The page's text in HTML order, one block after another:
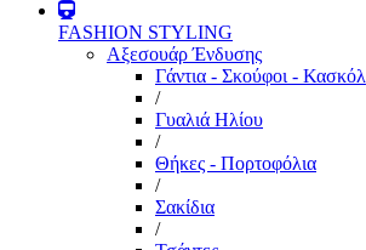
FASHION STYLING
Αξεσουάρ Ένδυσης
Γάντια - Σκούφοι - Κασκόλ
/
Γυαλιά Ηλίου
/
Θήκες - Πορτοφόλια
/
Σακίδια
/